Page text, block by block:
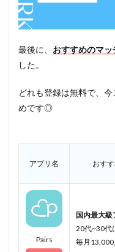
最後に、 おすすめのマ
した。
どれも登録は無料で、
めです◎
アプリ名 おす
Pairs
国内最大級
20代~30代
毎月